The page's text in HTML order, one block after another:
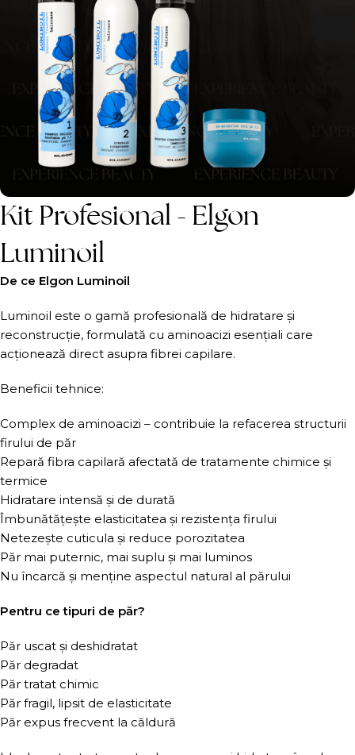
Kit Profesional - Elgon
Luminoil
De ce Elgon Luminoil
Luminoil este o gamă profesională de hidratare și
reconstrucție, formulată cu aminoacizi esențiali care
acționează direct asupra fibrei capilare.
Beneficii tehnice:
Complex de aminoacizi – contribuie la refacerea structurii
firului de păr
Repară fibra capilară afectată de tratamente chimice și
termice
Hidratare intensă și de durată
Îmbunătățește elasticitatea și rezistența firului
Netezește cuticula și reduce porozitatea
Păr mai puternic, mai suplu și mai luminos
Nu încarcă și menține aspectul natural al părului
Pentru ce tipuri de păr?
Păr uscat și deshidratat
Păr degradat
Păr tratat chimic
Păr fragil, lipsit de elasticitate
Păr expus frecvent la căldură